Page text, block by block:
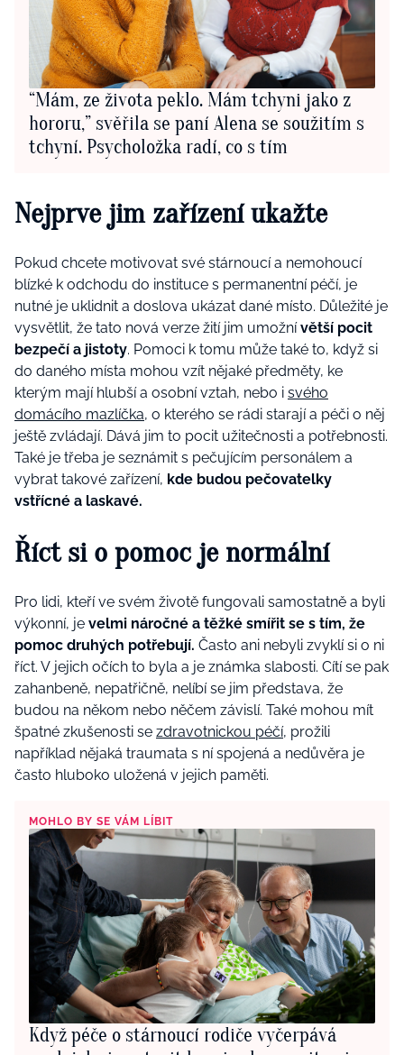
“Mám, ze života peklo. Mám tchyni jako z
hororu,” svěřila se paní Alena se soužitím s
tchyní. Psycholožka radí, co s tím
Nejprve jim zařízení ukažte
Pokud chcete motivovat své stárnoucí a nemohoucí
blízké k odchodu do instituce s permanentní péčí, je
nutné je uklidnit a doslova ukázat dané místo. Důležité je
vysvětlit, že tato nová verze žití jim umožnívětší pocit
bezpečí a jistoty. Pomoci k tomu může také to, když si
do daného místa mohou vzít nějaké předměty, ke
kterým mají hlubší a osobní vztah, nebo i svého
domácího mazlíčka, o kterého se rádi starají a péči o něj
ještě zvládají. Dává jim to pocit užitečnosti a potřebnosti.
Také je třeba je seznámit s pečujícím personálem a
vybrat takové zařízení, kde budou pečovatelky
vstřícné a laskavé.
Říct si o pomoc je normální
Pro lidi, kteří ve svém životě fungovali samostatně a byli
výkonní, je velmi náročné a těžké smířit se s tím, že
pomoc druhých potřebují. Často ani nebyli zvyklí si o ni
říct. V jejich očích to byla a je známka slabosti. Cítí se pak
zahanbeně, nepatřičně, nelíbí se jim představa, že
budou na někom nebo něčem závislí. Také mohou mít
špatné zkušenosti se zdravotnickou péčí, prožili
například nějaká traumata s ní spojená a nedůvěra je
často hluboko uložená v jejich paměti.
MOHLO BY SE VÁM LÍBIT
Když péče o stárnoucí rodiče vyčerpává